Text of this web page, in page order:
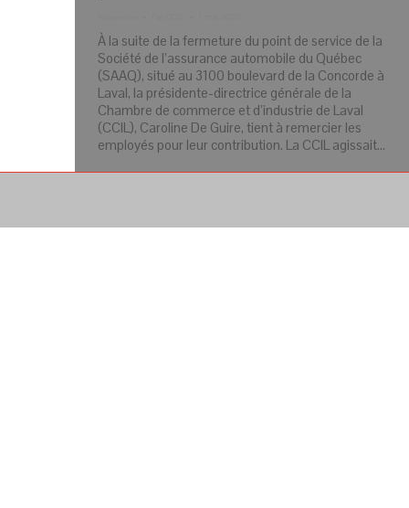
À la suite de la fermeture du point de service de la
Société de l’assurance automobile du Québec
(SAAQ), situé au 3100 boulevard de la Concorde à
Laval, la présidente-directrice générale de la
Chambre de commerce et d’industrie de Laval
(CCIL), Caroline De Guire, tient à remercier les
employés pour leur contribution. La CCIL agissait…